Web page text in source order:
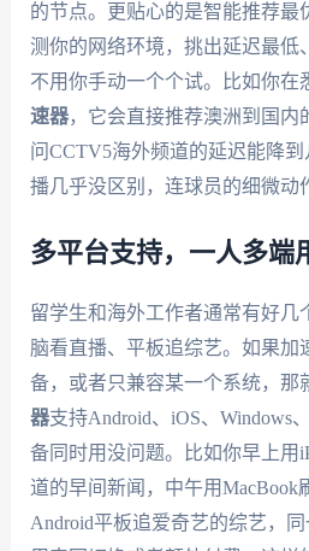
的节点。更贴心的是智能推荐
测你的网络环境，挑出延迟最低
不用你手动一个个试。比如你在
速器，它会直接推荐澳洲到国内
问CCTV5海外频道的延迟能降
播几乎没区别，连球员的细微动
多平台支持，一人多端
留学生和海外工作者通常有好几
脑看直播、平板追综艺。如果加
备，或者只兼容某一个系统，那
器支持Android、iOS、Windows
备同时用没问题。比如你早上用
道的早间新闻，中午用MacBook
Android平板追爱奇艺的综艺，